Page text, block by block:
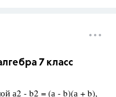
7 класс
а2 - b2 = (а - b)(а + b),